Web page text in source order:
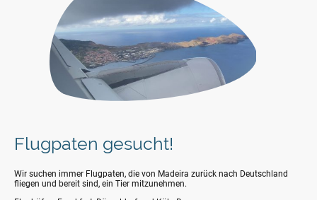
Flugpaten gesucht!
Wir suchen immer Flugpaten, die von Madeira zurück nach Deutschland
fliegen und bereit sind, ein Tier mitzunehmen.